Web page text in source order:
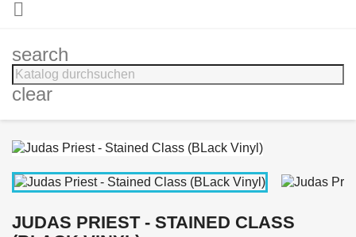

search
clear
JUDAS PRIEST - STAINED CLASS